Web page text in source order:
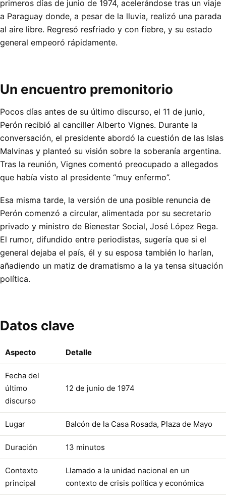
primeros días de junio de 1974, acelerándose tras un viaje
a Paraguay donde, a pesar de la lluvia, realizó una parada
al aire libre. Regresó resfriado y con fiebre, y su estado
general empeoró rápidamente.
Un encuentro premonitorio
Pocos días antes de su último discurso, el 11 de junio,
Perón recibió al canciller Alberto Vignes. Durante la
conversación, el presidente abordó la cuestión de las Islas
Malvinas y planteó su visión sobre la soberanía argentina.
Tras la reunión, Vignes comentó preocupado a allegados
que había visto al presidente “muy enfermo”.
Esa misma tarde, la versión de una posible renuncia de
Perón comenzó a circular, alimentada por su secretario
privado y ministro de Bienestar Social, José López Rega.
El rumor, difundido entre periodistas, sugería que si el
general dejaba el país, él y su esposa también lo harían,
añadiendo un matiz de dramatismo a la ya tensa situación
política.
Datos clave
Aspecto Detalle
Fecha del
último
discurso
12 de junio de 1974
Lugar Balcón de la Casa Rosada, Plaza de Mayo
Duración 13 minutos
Contexto
principal
Llamado a la unidad nacional en un
contexto de crisis política y económica